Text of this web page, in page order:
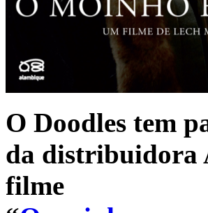
O Doodles tem
da distribuidora
filme